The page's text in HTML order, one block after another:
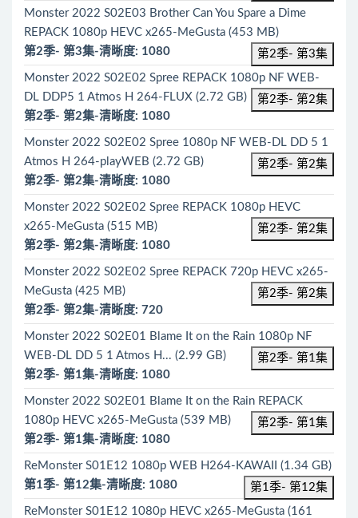
Monster 2022 S02E03 Brother Can You Spare a Dime
REPACK 1080p HEVC x265-MeGusta (453 MB)
第2季- 第3集
第2季- 第3集-清晰度: 1080
Monster 2022 S02E02 Spree REPACK 1080p NF WEB-
DL DDP5 1 Atmos H 264-FLUX (2.72 GB)
第2季- 第2集
第2季- 第2集-清晰度: 1080
Monster 2022 S02E02 Spree 1080p NF WEB-DL DD 5 1
Atmos H 264-playWEB (2.72 GB)
第2季- 第2集
第2季- 第2集-清晰度: 1080
Monster 2022 S02E02 Spree REPACK 1080p HEVC
x265-MeGusta (515 MB)
第2季- 第2集
第2季- 第2集-清晰度: 1080
Monster 2022 S02E02 Spree REPACK 720p HEVC x265-
MeGusta (425 MB)
第2季- 第2集
第2季- 第2集-清晰度: 720
Monster 2022 S02E01 Blame It on the Rain 1080p NF
WEB-DL DD 5 1 Atmos H... (2.99 GB)
第2季- 第1集
第2季- 第1集-清晰度: 1080
Monster 2022 S02E01 Blame It on the Rain REPACK
1080p HEVC x265-MeGusta (539 MB)
第2季- 第1集
第2季- 第1集-清晰度: 1080
ReMonster S01E12 1080p WEB H264-KAWAII (1.34 GB)
第1季- 第12集
第1季- 第12集-清晰度: 1080
ReMonster S01E12 1080p HEVC x265-MeGusta (161